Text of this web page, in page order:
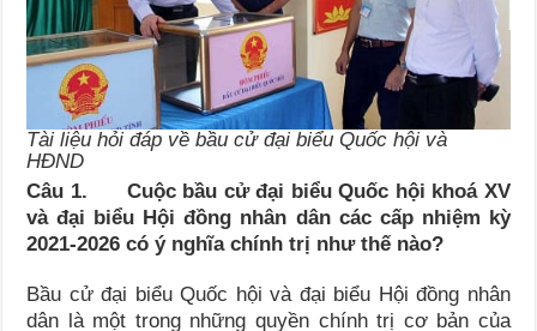
Tài liệu hỏi đáp về bầu cử đại biểu Quốc hội và
HĐND
Câu 1. Cuộc bầu cử đại biểu Quốc hội khoá XV
và đại biểu Hội đồng nhân dân các cấp nhiệm kỳ
2021-2026 có ý nghĩa chính trị như thế nào?
Bầu cử đại biểu Quốc hội và đại biểu Hội đồng nhân
dân là một trong những quyền chính trị cơ bản của